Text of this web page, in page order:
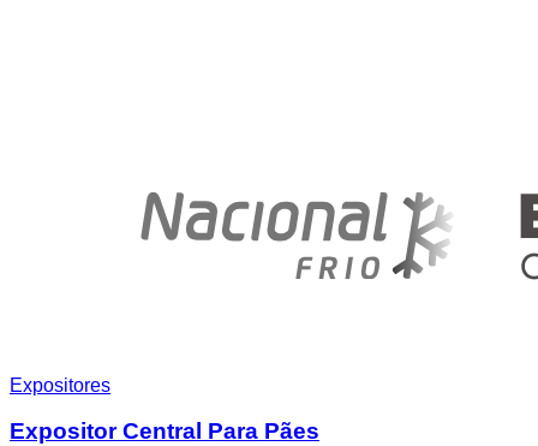
Expositores
Expositor Central Para Pães